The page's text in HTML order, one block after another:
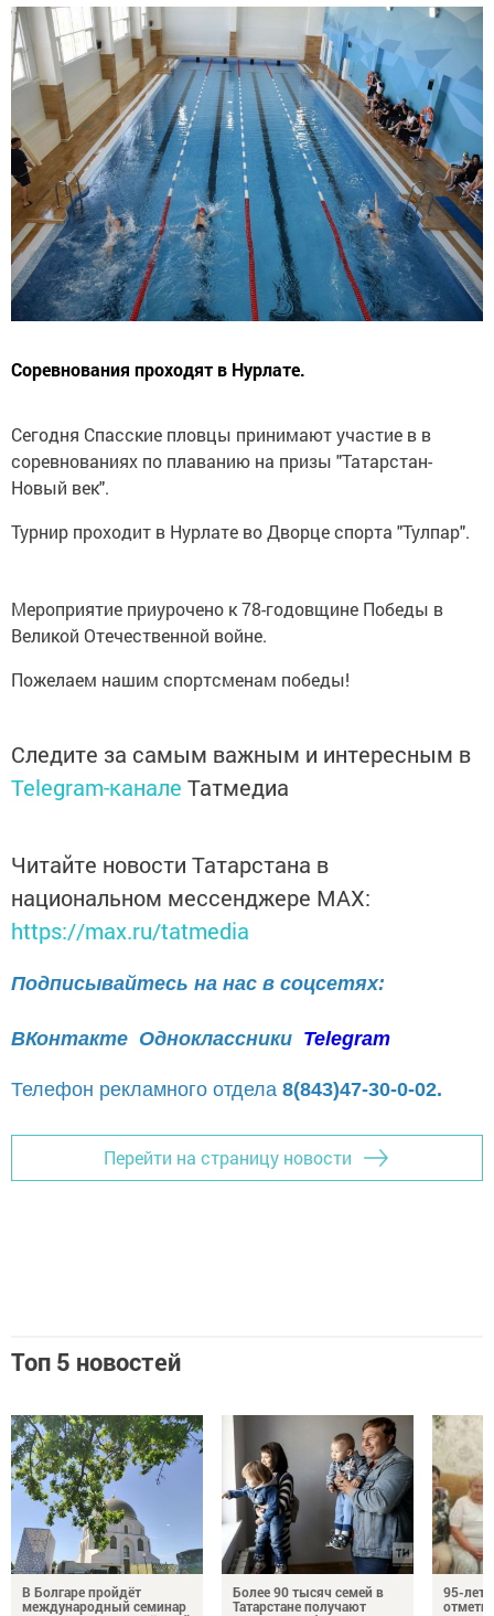
Соревнования проходят в Нурлате.
Сегодня Спасские пловцы принимают участие в в
соревнованиях по плаванию на призы "Татарстан-
Новый век".
Турнир проходит в Нурлате во Дворце спорта "Тулпар".
Мероприятие приурочено к 78-годовщине Победы в
Великой Отечественной войне.
Пожелаем нашим спортсменам победы!
Следите за самым важным и интересным в
Telegram-канале Татмедиа
Читайте новости Татарстана в
национальном мессенджере MАХ:
https://max.ru/tatmedia
Подписывайтесь на нас в соцсетях:
ВКонтакте Одноклассники Telegram
Телефон рекламного отдела 8(843)47-30-0-02.
Перейти на страницу новости
Топ 5 новостей
В Болгаре пройдёт
международный семинар
Более 90 тысяч семей в
Татарстане получают
95-